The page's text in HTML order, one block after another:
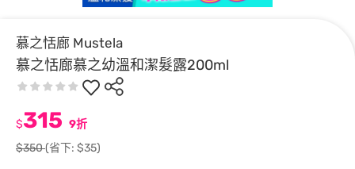
慕之恬廊 Mustela
慕之恬廊慕之幼溫和潔髮露200ml
$315 9折
$350(省下: $35)